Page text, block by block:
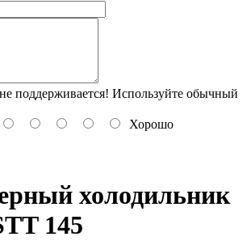
поддерживается! Используйте обычный
Хорошо
холодильник
145